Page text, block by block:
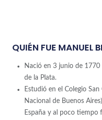
QUIÉN FUE MANUEL
Nació en 3 junio de 1770
de la Plata.
Estudió en el Colegio
Nacional de Buenos
España y al poco tiempo